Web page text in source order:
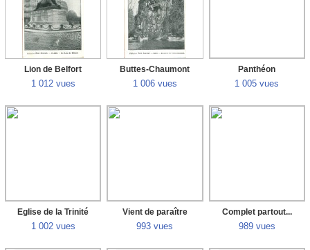
Lion de Belfort
1 012 vues
Buttes-Chaumont
1 006 vues
Panthéon
1 005 vues
Eglise de la Trinité
1 002 vues
Vient de paraître
993 vues
Complet partout...
989 vues